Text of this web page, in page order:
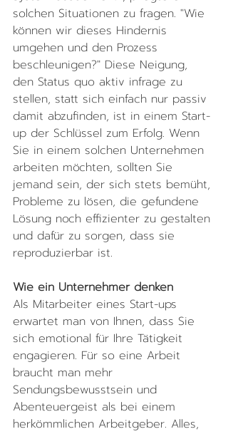
solchen Situationen zu fragen. "Wie
können wir dieses Hindernis
umgehen und den Prozess
beschleunigen?" Diese Neigung,
den Status quo aktiv infrage zu
stellen, statt sich einfach nur passiv
damit abzufinden, ist in einem Start-
up der Schlüssel zum Erfolg. Wenn
Sie in einem solchen Unternehmen
arbeiten möchten, sollten Sie
jemand sein, der sich stets bemüht,
Probleme zu lösen, die gefundene
Lösung noch effizienter zu gestalten
und dafür zu sorgen, dass sie
reproduzierbar ist.
Wie ein Unternehmer denken
Als Mitarbeiter eines Start-ups
erwartet man von Ihnen, dass Sie
sich emotional für Ihre Tätigkeit
engagieren. Für so eine Arbeit
braucht man mehr
Sendungsbewusstsein und
Abenteuergeist als bei einem
herkömmlichen Arbeitgeber. Alles,